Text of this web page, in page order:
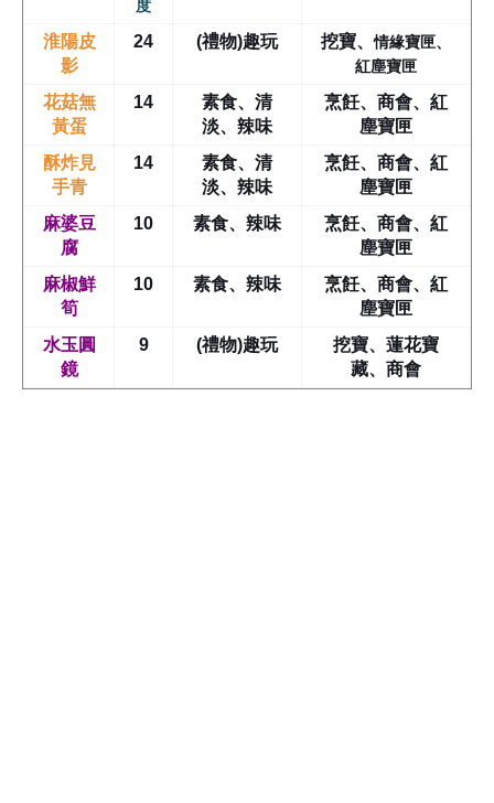
度
淮陽皮
影
24 (禮物)趣玩 挖寶、情緣寶匣、
紅塵寶匣
花菇無
黃蛋
14
素食、清
淡、辣味
烹飪、商會、紅
塵寶匣
酥炸見
手青
14
素食、清
淡、辣味
烹飪、商會、紅
塵寶匣
麻婆豆
腐
10 素食、辣味
烹飪、商會、紅
塵寶匣
麻椒鮮
筍
10 素食、辣味
烹飪、商會、紅
塵寶匣
水玉圓
鏡
9 (禮物)趣玩
挖寶、蓮花寶
藏、商會